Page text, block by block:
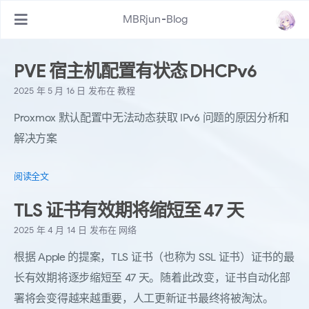
MBRjun-Blog
PVE 宿主机配置有状态 DHCPv6
2025 年 5 月 16 日 发布在教程
Proxmox 默认配置中无法动态获取 IPv6 问题的原因分析和
解决方案
阅读全文
TLS 证书有效期将缩短至 47 天
2025 年 4 月 14 日 发布在 网络
根据 Apple 的提案，TLS 证书（也称为 SSL 证书）证书的最
长有效期将逐步缩短至 47 天。随着此改变，证书自动化部
署将会变得越来越重要，人工更新证书最终将被淘汰。